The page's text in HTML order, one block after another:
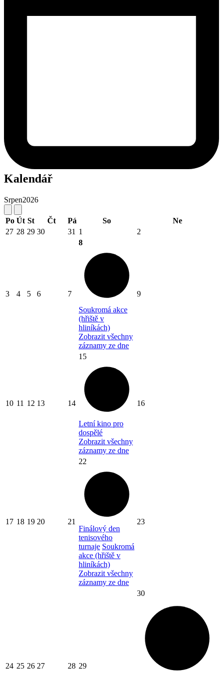
Kalendář
Srpen2026
Po Út St Čt Pá So
Ne
27 28 29 30 31 1 2
3 4 5 6 7
8
Soukromá akce
(hřiště v
hliníkách)
Zobrazit všechny
záznamy ze dne
9
10 11 12 13 14
15
Letní kino pro
dospělé
Zobrazit všechny
záznamy ze dne
16
17 18 19 20 21
22
Finálový den
tenisového
turnaje Soukromá
akce (hřiště v
hliníkách)
Zobrazit všechny
záznamy ze dne
23
24 25 26 27 28 29
30